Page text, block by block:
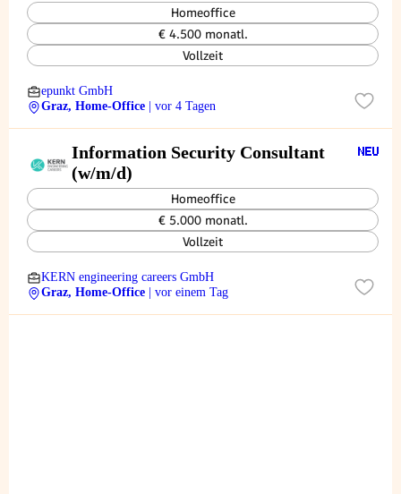
Homeoffice
€ 4.500 monatl.
Vollzeit
epunkt GmbH
Graz, Home-Office
| vor 4 Tagen
Information Security Consultant
(w/m/d)
Homeoffice
€ 5.000 monatl.
Vollzeit
KERN engineering careers GmbH
Graz, Home-Office
| vor einem Tag